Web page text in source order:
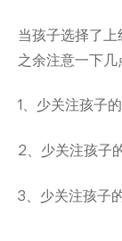
当孩子选择了
之余注意一下几
1、少关注孩子
2、少关注孩子
3、少关注孩子